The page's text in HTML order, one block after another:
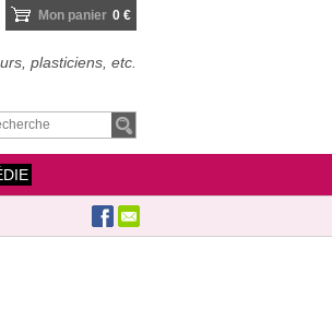
Mon panier 0 €
plasticiens, etc.